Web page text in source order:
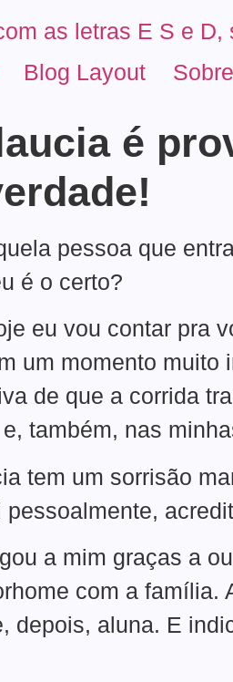
Blog Layout Sobre
é
pessoa que
é o certo?
eu vou contar pra
um momento muito
de que a corrida
também, nas
tem um sorrisão
pessoalmente,
a mim graças a
com a família.
depois, aluna. E